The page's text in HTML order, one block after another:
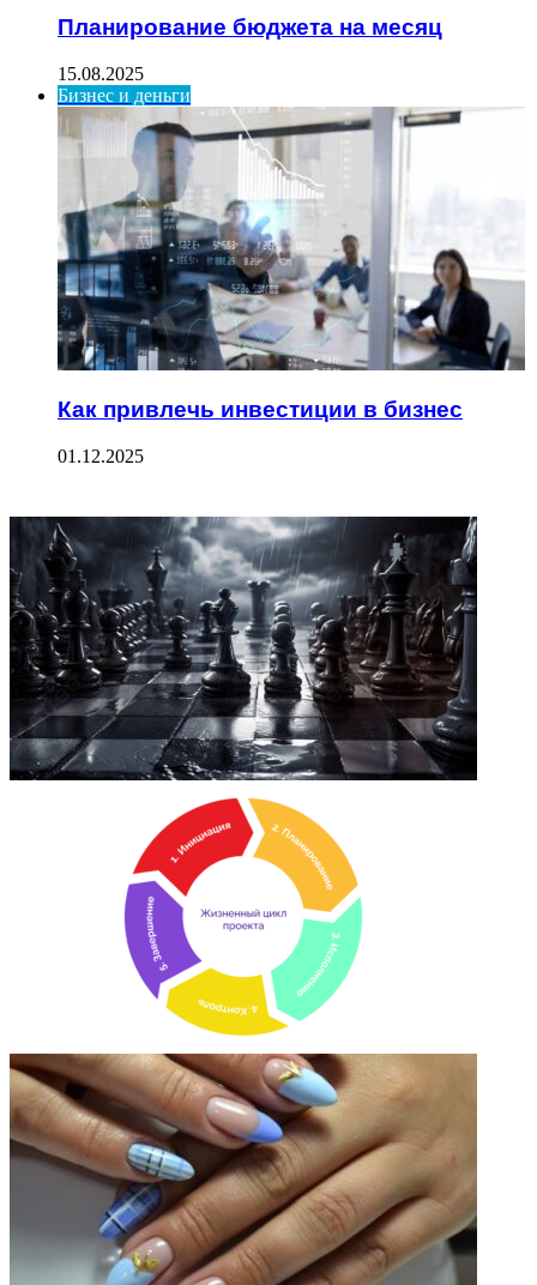
Планирование бюджета на месяц
15.08.2025
Бизнес и деньги
Как привлечь инвестиции в бизнес
01.12.2025